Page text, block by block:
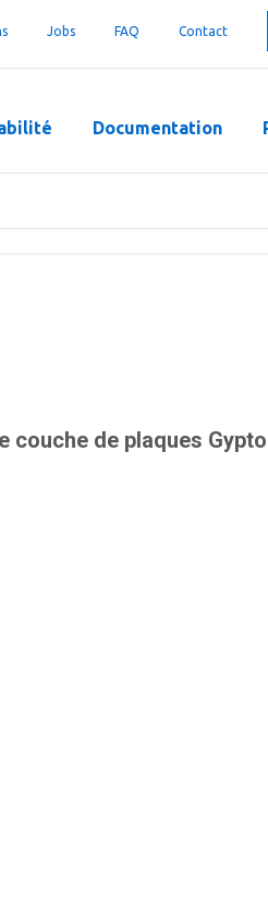
Jobs FAQ Contact
Documentation
couche de plaques